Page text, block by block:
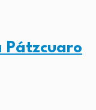
Pátzcuaro